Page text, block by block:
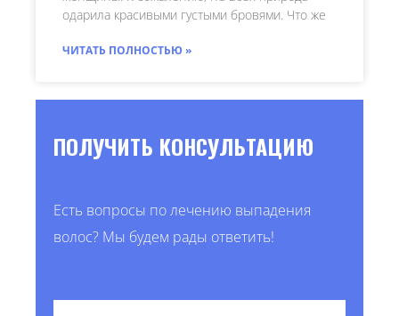
одарила красивыми густыми бровями. Что же
ЧИТАТЬ ПОЛНОСТЬЮ »
ПОЛУЧИТЬ КОНСУЛЬТАЦИЮ
Есть вопросы по лечению выпадения
волос? Мы будем рады ответить!